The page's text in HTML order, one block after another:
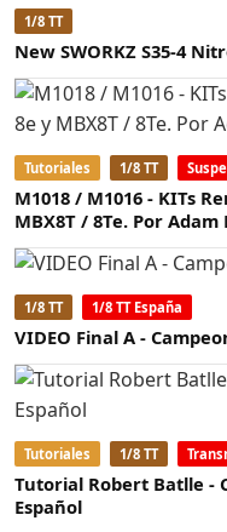
1/8 TT
New SWORKZ S35-4
Tutoriales 1/8 TT
M1018 / M1016 - KITs
MBX8T / 8Te. Por
1/8 TT 1/8 TT España
VIDEO Final A -
Tutoriales 1/8 TT
Tutorial Robert Batlle -
Español